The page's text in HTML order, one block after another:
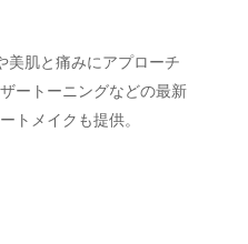
肌と痛みにアプローチ
ートーニングなどの最新
トメイクも提供。